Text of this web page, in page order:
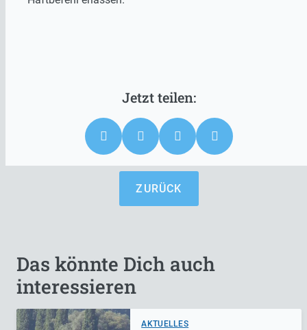
ZURÜCK
Das könnte Dich auch
interessieren
AKTUELLES